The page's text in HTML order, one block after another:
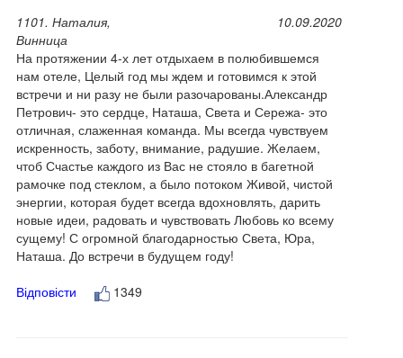
1101. Наталия,
Винница
10.09.2020
На протяжении 4-х лет отдыхаем в полюбившемся
нам отеле, Целый год мы ждем и готовимся к этой
встречи и ни разу не были разочарованы.Александр
Петрович- это сердце, Наташа, Света и Сережа- это
отличная, слаженная команда. Мы всегда чувствуем
искренность, заботу, внимание, радушие. Желаем,
чтоб Счастье каждого из Вас не стояло в багетной
рамочке под стеклом, а было потоком Живой, чистой
энергии, которая будет всегда вдохновлять, дарить
новые идеи, радовать и чувствовать Любовь ко всему
сущему! С огромной благодарностью Света, Юра,
Наташа. До встречи в будущем году!
Відповісти
1349